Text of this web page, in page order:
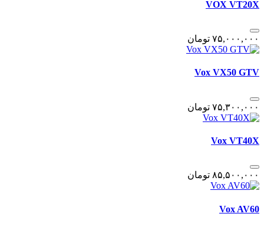
VOX VT20X
٧۵,٠٠٠,٠٠٠ تومان
Vox VX50 GTV
٧۵,٣٠٠,٠٠٠ تومان
Vox VT40X
٨۵,۵٠٠,٠٠٠ تومان
Vox AV60